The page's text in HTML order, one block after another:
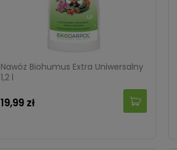
Sanium System – na szkodniki –
Protect Garden 5 ml
13,49 zł
Nawóz Biohumus Extra Uniwersalny
1,2 l
19,99 zł